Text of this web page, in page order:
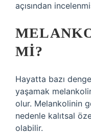
açısından
MI?
Hayatta bazı
yaşamak
olur. Melankolinin
nedenle kalıtsal
olabilir.